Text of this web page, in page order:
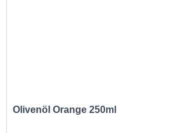
Olivenöl Orange 250ml